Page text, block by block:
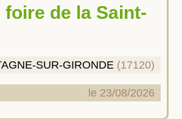
SUR-GIRONDE (17120)
le 23/08/2026